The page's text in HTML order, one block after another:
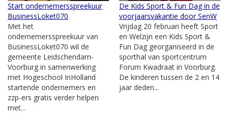
Start ondernemersspreekuur
BusinessLoket070
Met het
ondernemersspreekuur van
BusinessLoket070 wil de
gemeente Leidschendam-
Voorburg in samenwerking
met Hogeschool InHolland
startende ondernemers en
zzp-ers gratis verder helpen
met...
De Kids Sport & Fun Dag in de
voorjaarsvakantie door SenW
Vrijdag 20 februari heeft Sport
en Welzijn een Kids Sport &
Fun Dag georganiseerd in de
sporthal van sportcentrum
Forum Kwadraat in Voorburg.
De kinderen tussen de 2 en 14
jaar deden...